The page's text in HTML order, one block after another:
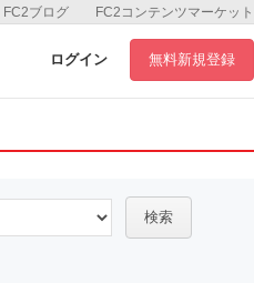
FC2コンテンツマーケット
FC2ブログ
ログイン 無料新規登録
検索